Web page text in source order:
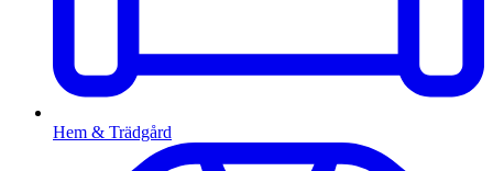
Hem & Trädgård